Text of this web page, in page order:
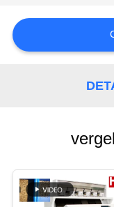
PRIVACY
POLICY